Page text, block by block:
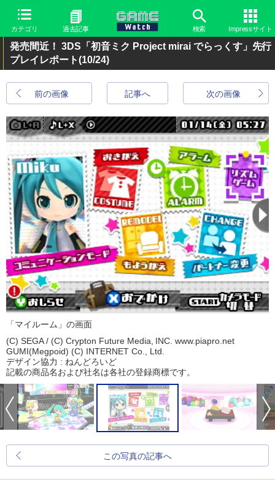
カテゴリ 過去記事 検索 Impressサイト
発売間近！ 3DS「初音ミク Project mirai でらっくす」先行
プレイレポート(10/24)
前の画像 次の画像
記事へ
「マイルーム」の画面
(C) SEGA / (C) Crypton Future Media, INC. www.piapro.net
GUMI(Megpoid) (C) INTERNET Co., Ltd.
デザイン協力 : ねんどろいど
記載の商品名および社名は各社の登録商標です。
この写真の記事へ